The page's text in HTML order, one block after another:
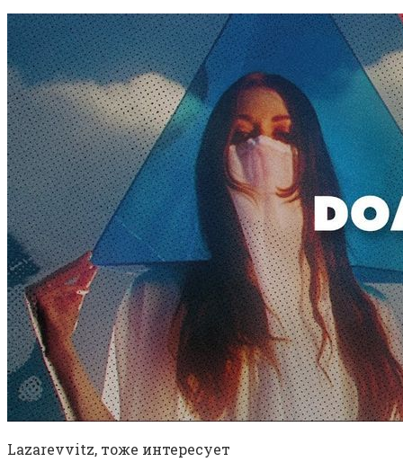
Lazarevvitz, тоже интересует